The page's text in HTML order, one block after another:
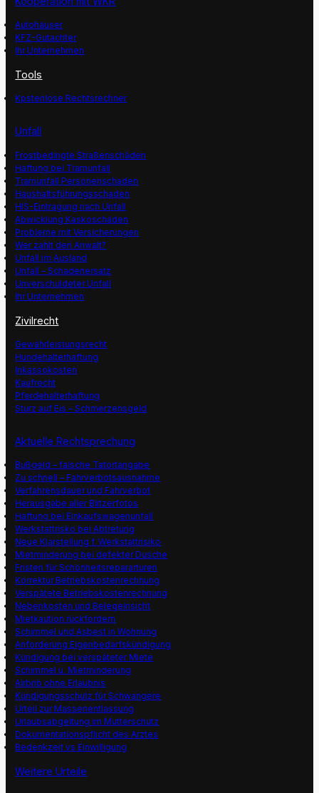
Autohäuser
KFZ-Gutachter
Ihr Unternehmen
Tools
Kpstenlose Rechtsrechner
Unfall
Frostbedingte Straßenschäden
Haftung bei Tramunfall
Tramunfall Personenschaden
Haushaltsführungsschaden
HIS-Eintragung nach Unfall
Abwicklung Kaskoschäden
Probleme mit Versicherungen
Wer zahlt den Anwalt?
Unfall im Ausland
Unfall – Schadenersatz
Unverschuldeter Unfall
Ihr Unternehmen
Zivilrecht
Gewährleistungsrecht
Hundehalterhaftung
Inkassokosten
Kaufrecht
Pferdehalterhaftung
Sturz auf Eis – Schmerzensgeld
Aktuelle Rechtsprechung
Bußgeld – falsche Tatortangabe
Zu schnell – Fahrverbotsausnahme
Verfahrensdauer und Fahrverbot
Herausgabe aller Blitzerfotos
Haftung bei Einkaufswagenunfall
Werkstattrisko bei Abtretung
Neue Klarstellung f. Werkstattrisiko
Mietminderung bei defekter Dusche
Fristen für Schönheitsrepararturen
Korrektur Betriebskostenrechnung
Verspätete Betriebskostenrechnung
Nebenkosten und Belegeinsicht
Mietkaution rückfordern
Schimmel und Asbest in Wohnung
Anforderung Eigenbedarfskündigung
Kündigung bei verspäteter Miete
Schimmel u. Mietminderung
Airbnb ohne Erlaubnis
Kündigungsschutz für Schwangere
Urteil zur Massenentlassung
Urlaubsabgeltung im Mutterschutz
Dokumentationspflicht des Arztes
Bedenkzeit vs Einwilligung
Weitere Urteile